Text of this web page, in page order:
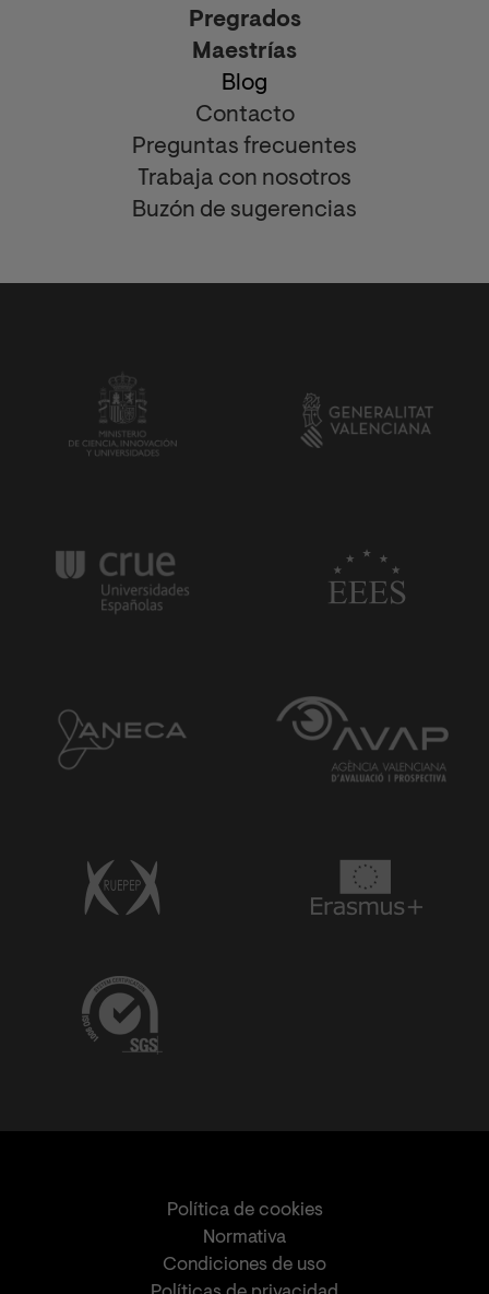
Pregrados
Maestrías
Blog
Contacto
Preguntas frecuentes
Trabaja con nosotros
Buzón de sugerencias
Política de cookies
Normativa
Condiciones de uso